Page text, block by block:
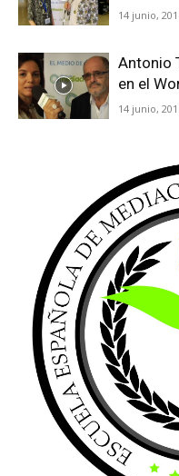
14 junio,
Antonio
en el
14 junio,